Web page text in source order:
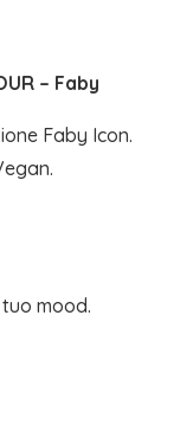
– Faby
Faby Icon.
mood.